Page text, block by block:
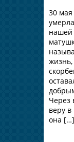
30 мая
нашей
Через
веру в
она […]